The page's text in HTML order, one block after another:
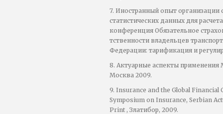
7. Иностранный опыт организации
статистических данных для
конференция Обязательное
тственности владельцев
Федерации: тарификация и
8. Aктуарные аспекты
Москва 2009.
9. Insurance and the Global
Symposium on Insurance, Serbian
Print , Златибор, 2009.